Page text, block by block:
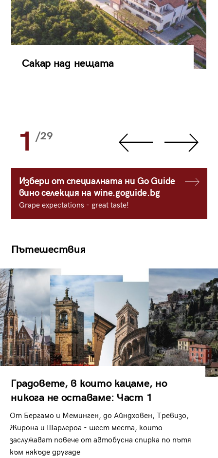
Сакар над нещата
1 /29
Избери от специалната ни Go Guide
вино селекция на wine.goguide.bg
Grape expectations - great taste!
Пътешествия
Градовете, в които кацаме, но
никога не оставаме: Част 1
От Бергамо и Меминген, до Айндховен, Тревизо,
Жирона и Шарлероа - шест места, които
заслужават повече от автобусна спирка по пътя
към някъде другаде